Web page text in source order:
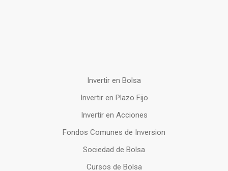
Invertir en Bolsa
Invertir en Plazo Fijo
Invertir en Acciones
Fondos Comunes de Inversion
Sociedad de Bolsa
Cursos de Bolsa